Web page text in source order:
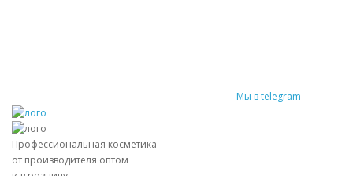
Мы в telegram
Профессиональная косметика
от производителя оптом